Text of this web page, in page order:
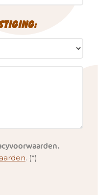
. (*)